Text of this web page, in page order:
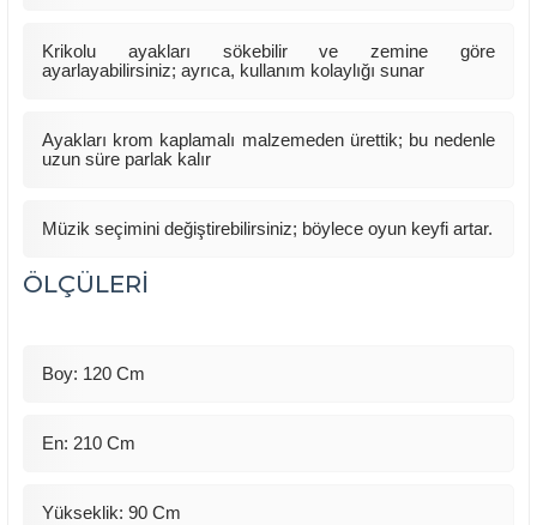
Krikolu ayakları sökebilir ve zemine göre
ayarlayabilirsiniz; ayrıca, kullanım kolaylığı sunar
Ayakları krom kaplamalı malzemeden ürettik; bu nedenle
uzun süre parlak kalır
Müzik seçimini değiştirebilirsiniz; böylece oyun keyfi artar.
ÖLÇÜLERİ
Boy: 120 Cm
En: 210 Cm
Yükseklik: 90 Cm